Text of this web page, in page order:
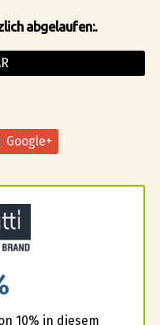
abgelaufen:.
Google+
10% in diesem